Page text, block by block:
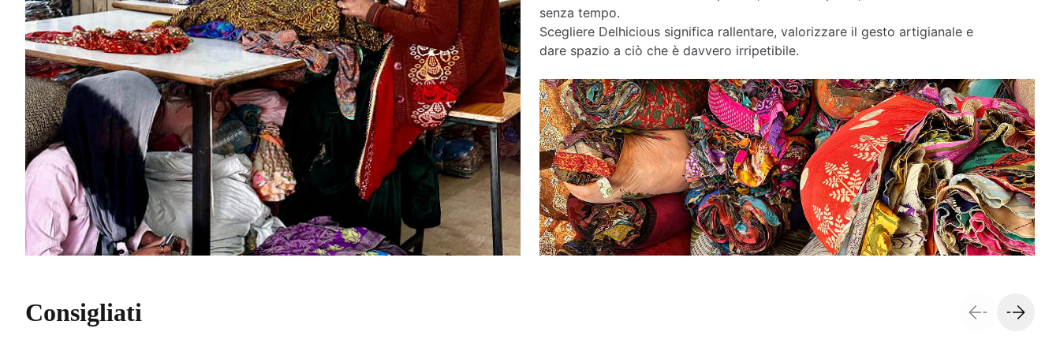
senza tempo.
Scegliere Delhicious significa rallentare, valorizzare il gesto artigianale e
dare spazio a ciò che è davvero irripetibile.
Consigliati